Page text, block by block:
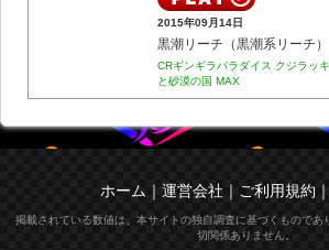
2015年09月14日
黒潮リーチ（黒潮系リーチ）
CRギンギラパラダイス クジラッ
と砂漠の国 MAX
ホーム ｜ 運営会社 ｜ ご利用規約 ｜
掲載されている数値は、本サイトの独自調査に基づくものであ
切関係ありません。